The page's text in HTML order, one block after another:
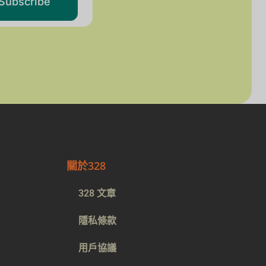
關於328
328 文章
隱私條款
用戶協議